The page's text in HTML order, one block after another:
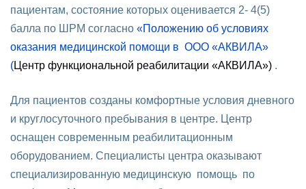
пациентам, состояние которых оценивается 2- 4(5)
балла по ШРМ согласно «Положению об условиях
оказания медицинской помощи в ООО «АКВИЛА»
(Центр функциональной реабилитации «АКВИЛА») .
Для пациентов созданы комфортные условия дневного
и круглосуточного пребывания в центре. Центр
оснащен современным реабилитационным
оборудованием. Специалисты центра оказывают
специализированную медицинскую помощь по